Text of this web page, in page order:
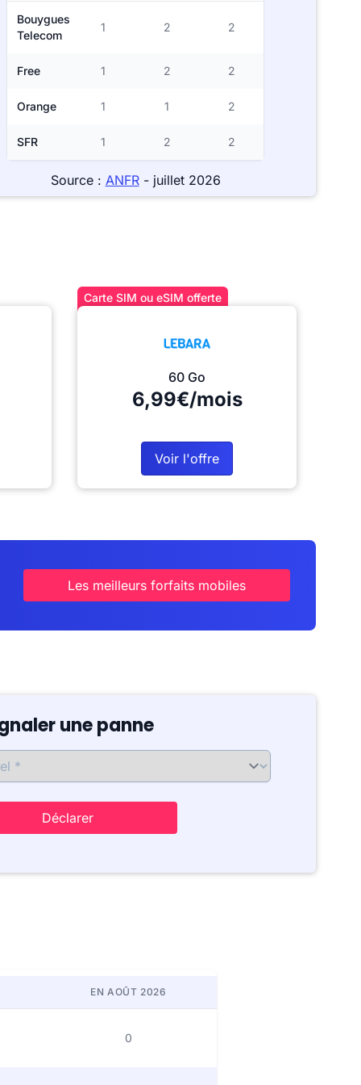
Bouygues
Telecom
1 2 2
Free 1 2 2
Orange 1 1 2
SFR 1 2 2
Source : ANFR- juillet 2026
Carte SIM ou eSIM offerte
60 Go
6,99€/mois
Voir l'offre
Les meilleurs forfaits mobiles
une panne
Déclarer
EN AOÛT 2026
0